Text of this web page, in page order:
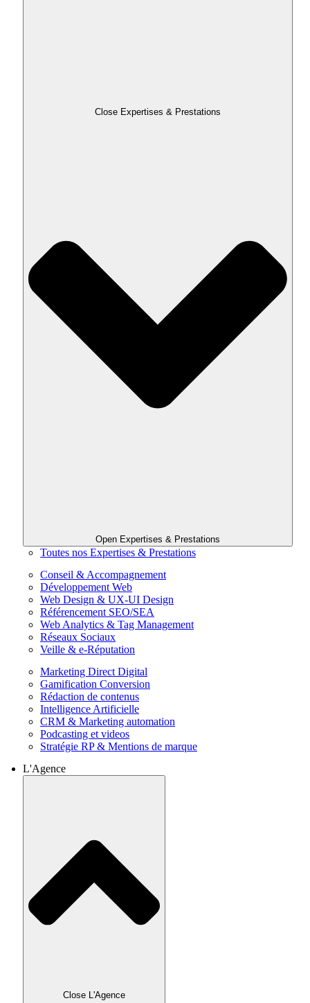
Close Expertises & Prestations
Open Expertises & Prestations
Toutes nos Expertises & Prestations
Conseil & Accompagnement
Développement Web
Web Design & UX-UI Design
Référencement SEO/SEA
Web Analytics & Tag Management
Réseaux Sociaux
Veille & e-Réputation
Marketing Direct Digital
Gamification Conversion
Rédaction de contenus
Intelligence Artificielle
CRM & Marketing automation
Podcasting et videos
Stratégie RP & Mentions de marque
L'Agence
Close L'Agence